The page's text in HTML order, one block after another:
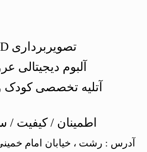
تصویربرداری HD
آلبوم دیجیتالی
آتلیه تخصصی کودک و
اطمینان / کیفیت /
آدرس : رشت ، خیابان امام خمینی